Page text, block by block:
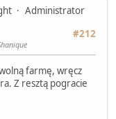
Administrator
#212
farmę, wręcz
Z resztą pogracie